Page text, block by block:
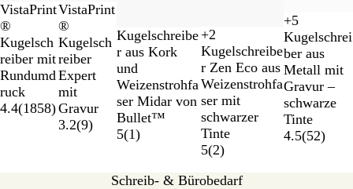
VistaPrint
®
Kugelsch
reiber mit
Rundumd
ruck
4.4(1858)
W
e
i
ß
S
c
h
w
a
r
z
VistaPrint
®
Kugelsch
reiber
Expert
mit
Gravur
3.2(9)
G
r
ü
n
C
h
r
o
m
B
l
a
u
S
c
h
w
a
r
z
Kugelschreibe
r aus Kork
und
Weizenstrohfa
ser Midar von
Bullet™
5(1)
W
e
i
ß
S
c
h
w
a
r
z
R
o
t
G
r
a
u
+2
Kugelschreibe
r Zen Eco aus
Weizenstrohfa
ser mit
schwarzer
Tinte
5(2)
M
e
t
a
l
l
i
c
S
o
f
t
T
o
u
c
S
o
f
t
T
o
u
c
S
o
f
t
T
o
u
c
+5
Kugelschrei
ber aus
Metall mit
Gravur –
schwarze
Tinte
4.5(52)
von
5
Schreib- & Bürobedarf